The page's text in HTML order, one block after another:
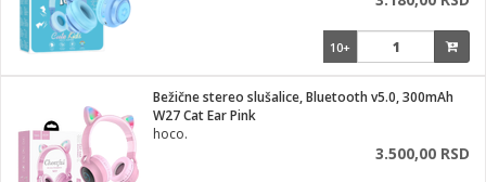
pribor
materijal
10+
Bežične stereo slušalice, Bluetooth v5.0, 300mAh
W27 Cat Ear Pink
hoco.
3.500,00 RSD